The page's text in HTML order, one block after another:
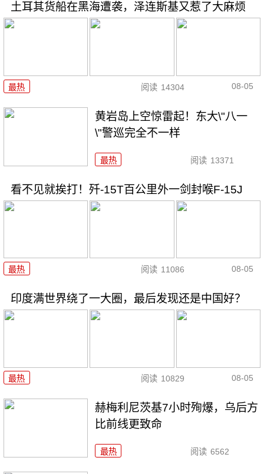
土耳其货船在黑海遭袭，泽连斯基又惹了大麻烦
最热 阅读 14304 08-05
黄岩岛上空惊雷起！东大\"八一
\"警巡完全不一样
最热 阅读 13371
看不见就挨打！歼-15T百公里外一剑封喉F-15J
最热 阅读 11086 08-05
印度满世界绕了一大圈，最后发现还是中国好？
最热 阅读 10829 08-05
赫梅利尼茨基7小时殉爆，乌后方
比前线更致命
最热 阅读 6562